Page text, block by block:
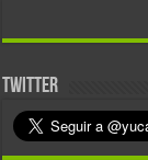
TWITTER